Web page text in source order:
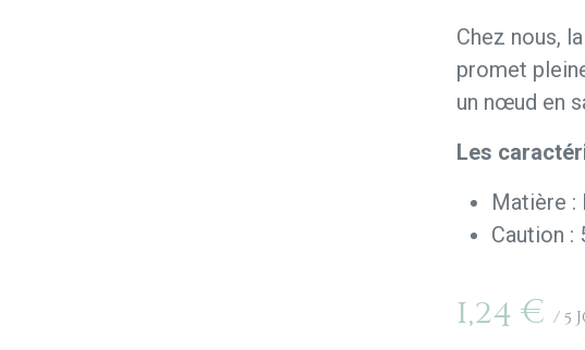
Chez nous,
promet
un nœud en
Les
Matière :
Caution :
1,24 € /5